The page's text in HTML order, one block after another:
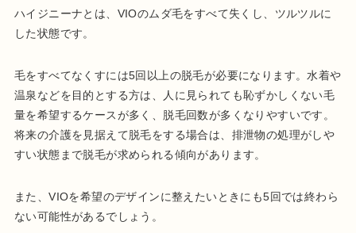
ハイジニーナとは、VIOのムダ毛をすべて失くし、ツルツルに
した状態です。
毛をすべてなくすには5回以上の脱毛が必要になります。水着や
温泉などを目的とする方は、人に見られても恥ずかしくない毛
量を希望するケースが多く、脱毛回数が多くなりやすいです。
将来の介護を見据えて脱毛をする場合は、排泄物の処理がしや
すい状態まで脱毛が求められる傾向があります。
また、VIOを希望のデザインに整えたいときにも5回では終わら
ない可能性があるでしょう。